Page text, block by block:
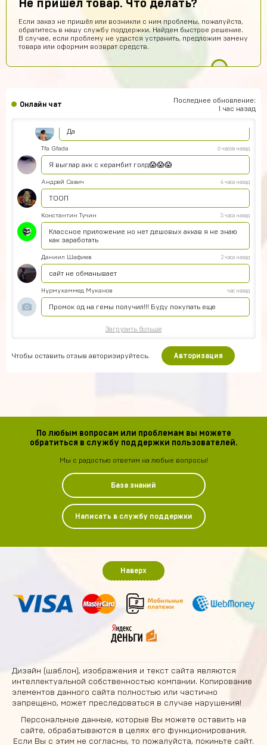
Не пришел товар. Что делать?
Если заказ не пришёл или возникли с ним проблемы, пожалуйста,
обратитесь в нашу службу поддержки. Найдем быстрое решение.
В случае, если проблему не удастся устранить, предложим замену
товара или оформим возврат средств.
Онлайн чат
Последнее обновление:
1 час назад
Нет. Магаз рили крутой
Илья Лысов
Да
Tfa Gfada 6 часов назад
Я выглар акк с керамбит голд😱😱😱
Андрей Савич 4 часа назад
ТООП
Константин Тучин 3 часа назад
Классное приложение но нет дешовых аккав я не знаю
как заработать
Даниил Шафиев 2 часа назад
сайт не обманывает
Нурмухаммед Муканов час назад
Промок од на гемы получил!!! Буду покупать еще
Загрузить больше
Чтобы оставить отзыв авторизируйтесь. Авторизация
По любым вопросам или проблемам вы можете
обратиться в службу поддержки пользователей.
Мы с радостью ответим на любые вопросы!
База знаний
Написать в службу поддержки
Наверх
Дизайн (шаблон), изображения и текст сайта являются
интеллектуальной собственностью компании. Копирование
элементов данного сайта полностью или частично
запрещено, может преследоваться в случае нарушения!
Персональные данные, которые Вы можете оставить на
сайте, обрабатываются в целях его функционирования.
Если Вы с этим не согласны, то пожалуйста, покиньте сайт.